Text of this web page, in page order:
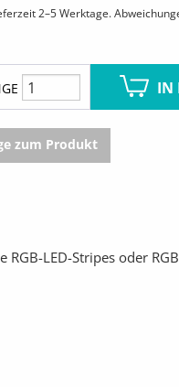
2–5 Werktage.
IN
zum Produkt
LED-Stripes oder